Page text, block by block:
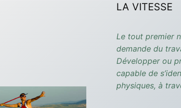
LA VITESSE
Le tout premier
demande du
Développer ou
capable de
physiques, à